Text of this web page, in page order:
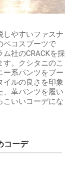
しやすいファスナ
ペコスブーツで
社のCRACKを採
。クシタニのこ
ー系パンツをブー
イルの良さを印象
、革パンツを履い
こいいコーデにな
コーデ